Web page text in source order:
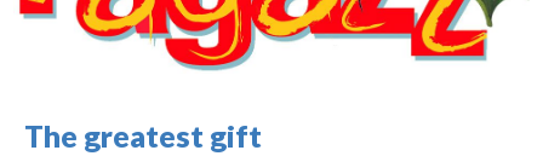
The greatest gift